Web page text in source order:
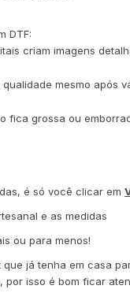
DTF:
criam imagens
mesmo após
fica grossa ou
é só você clicar em
e as medidas
ou para menos!
já tenha em casa
, por isso é bom ficar